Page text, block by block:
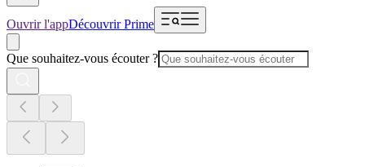
Ouvrir l'appDécouvrir Prime
Que souhaitez-vous écouter ?